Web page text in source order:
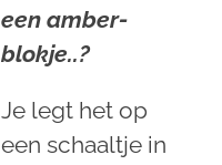
een amber-
blokje..?
Je legt het op
een schaaltje in